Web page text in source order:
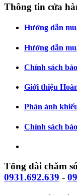
Thông tin cửa
Hướng dẫn
Hướng dẫn
Chính sách
Giới thiệu
Phản ánh
Chính sách
Tổng đài chăm
0931.692.639 -